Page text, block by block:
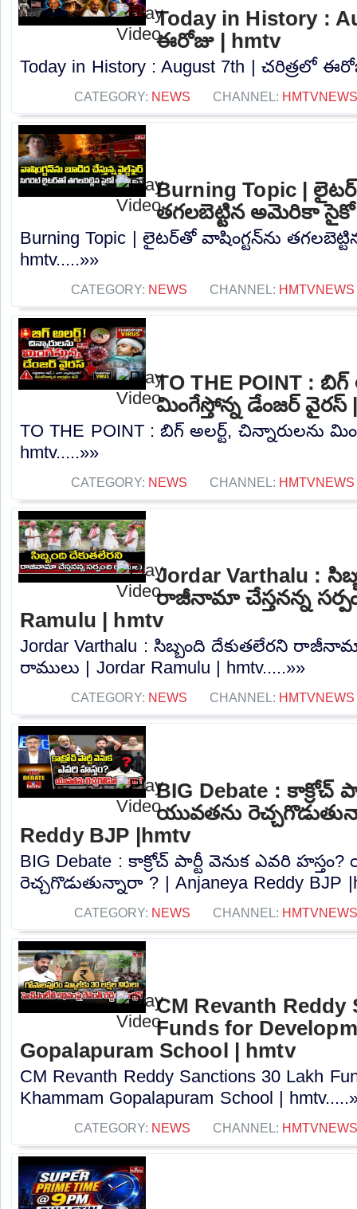
Today in History :
ఈరోజు | hmtv
Today in History : August 7th | చరిత్రలో
CATEGORY: NEWS CHANNEL: HMTVNEWS
Burning Topic |
తగలబెట్టిన అమెరికా సైకో
Burning Topic | లైటర్‌తో వాషింగ్టన్‌ను
hmtv.....»»
CATEGORY: NEWS CHANNEL: HMTVNEWS
TO THE POINT : బిగ్
మింగేస్తోన్న డేంజర్ వైరస్
TO THE POINT : బిగ్ అలర్ట్, చిన్నారులను
hmtv.....»»
CATEGORY: NEWS CHANNEL: HMTVNEWS
Jordar Varthalu :
రాజీనామా చేస్తనన్న
Ramulu | hmtv
Jordar Varthalu : సిబ్బంది దేకుతలేరని
రాములు | Jordar Ramulu | hmtv.....»»
CATEGORY: NEWS CHANNEL: HMTVNEWS
BIG Debate : కాక్రోచ్
యువతను
Reddy BJP |hmtv
BIG Debate : కాక్రోచ్ పార్టీ వెనుక ఎవరి
రెచ్చగొడుతున్నారా ? | Anjaneya Reddy BJP
CATEGORY: NEWS CHANNEL: HMTVNEWS
CM Revanth Reddy
Funds for
Gopalapuram School | hmtv
CM Revanth Reddy Sanctions 30 Lakh
Khammam Gopalapuram School |
CATEGORY: NEWS CHANNEL: HMTVNEWS